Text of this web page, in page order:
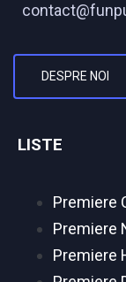
DESPRE NOI
LISTE
Premiere
Premiere
Premiere